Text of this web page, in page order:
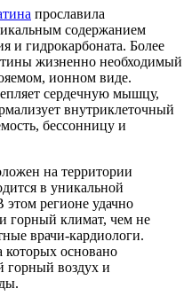
прославила
содержанием
и гидрокарбоната. Более
жизненно необходимый
ионном виде.
сердечную мышцу,
внутриклеточный
бессонницу и
на территории
в уникальной
регионе удачно
горный климат, чем не
врачи-кардиологи.
основано
горный воздух и